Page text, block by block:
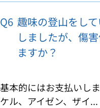
Q6 趣味の登山をし
しましたが、傷
ますか？
基本的にはお支払いし
ケル、アイゼン、ザイ...